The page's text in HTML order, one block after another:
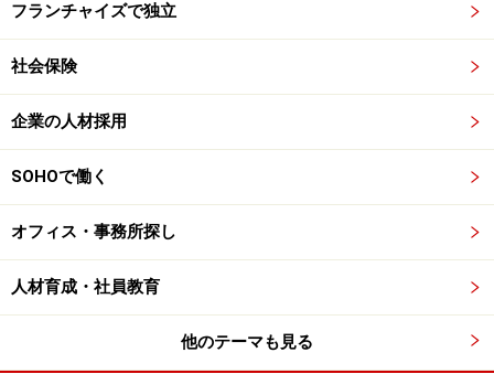
フランチャイズで独立
社会保険
企業の人材採用
SOHOで働く
オフィス・事務所探し
人材育成・社員教育
他のテーマも見る